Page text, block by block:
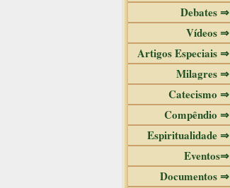
Debates ⇒
Vídeos ⇒
Artigos Especiais ⇒
Milagres ⇒
Catecismo ⇒
Compêndio ⇒
Espiritualidade ⇒
Eventos⇒
Documentos ⇒